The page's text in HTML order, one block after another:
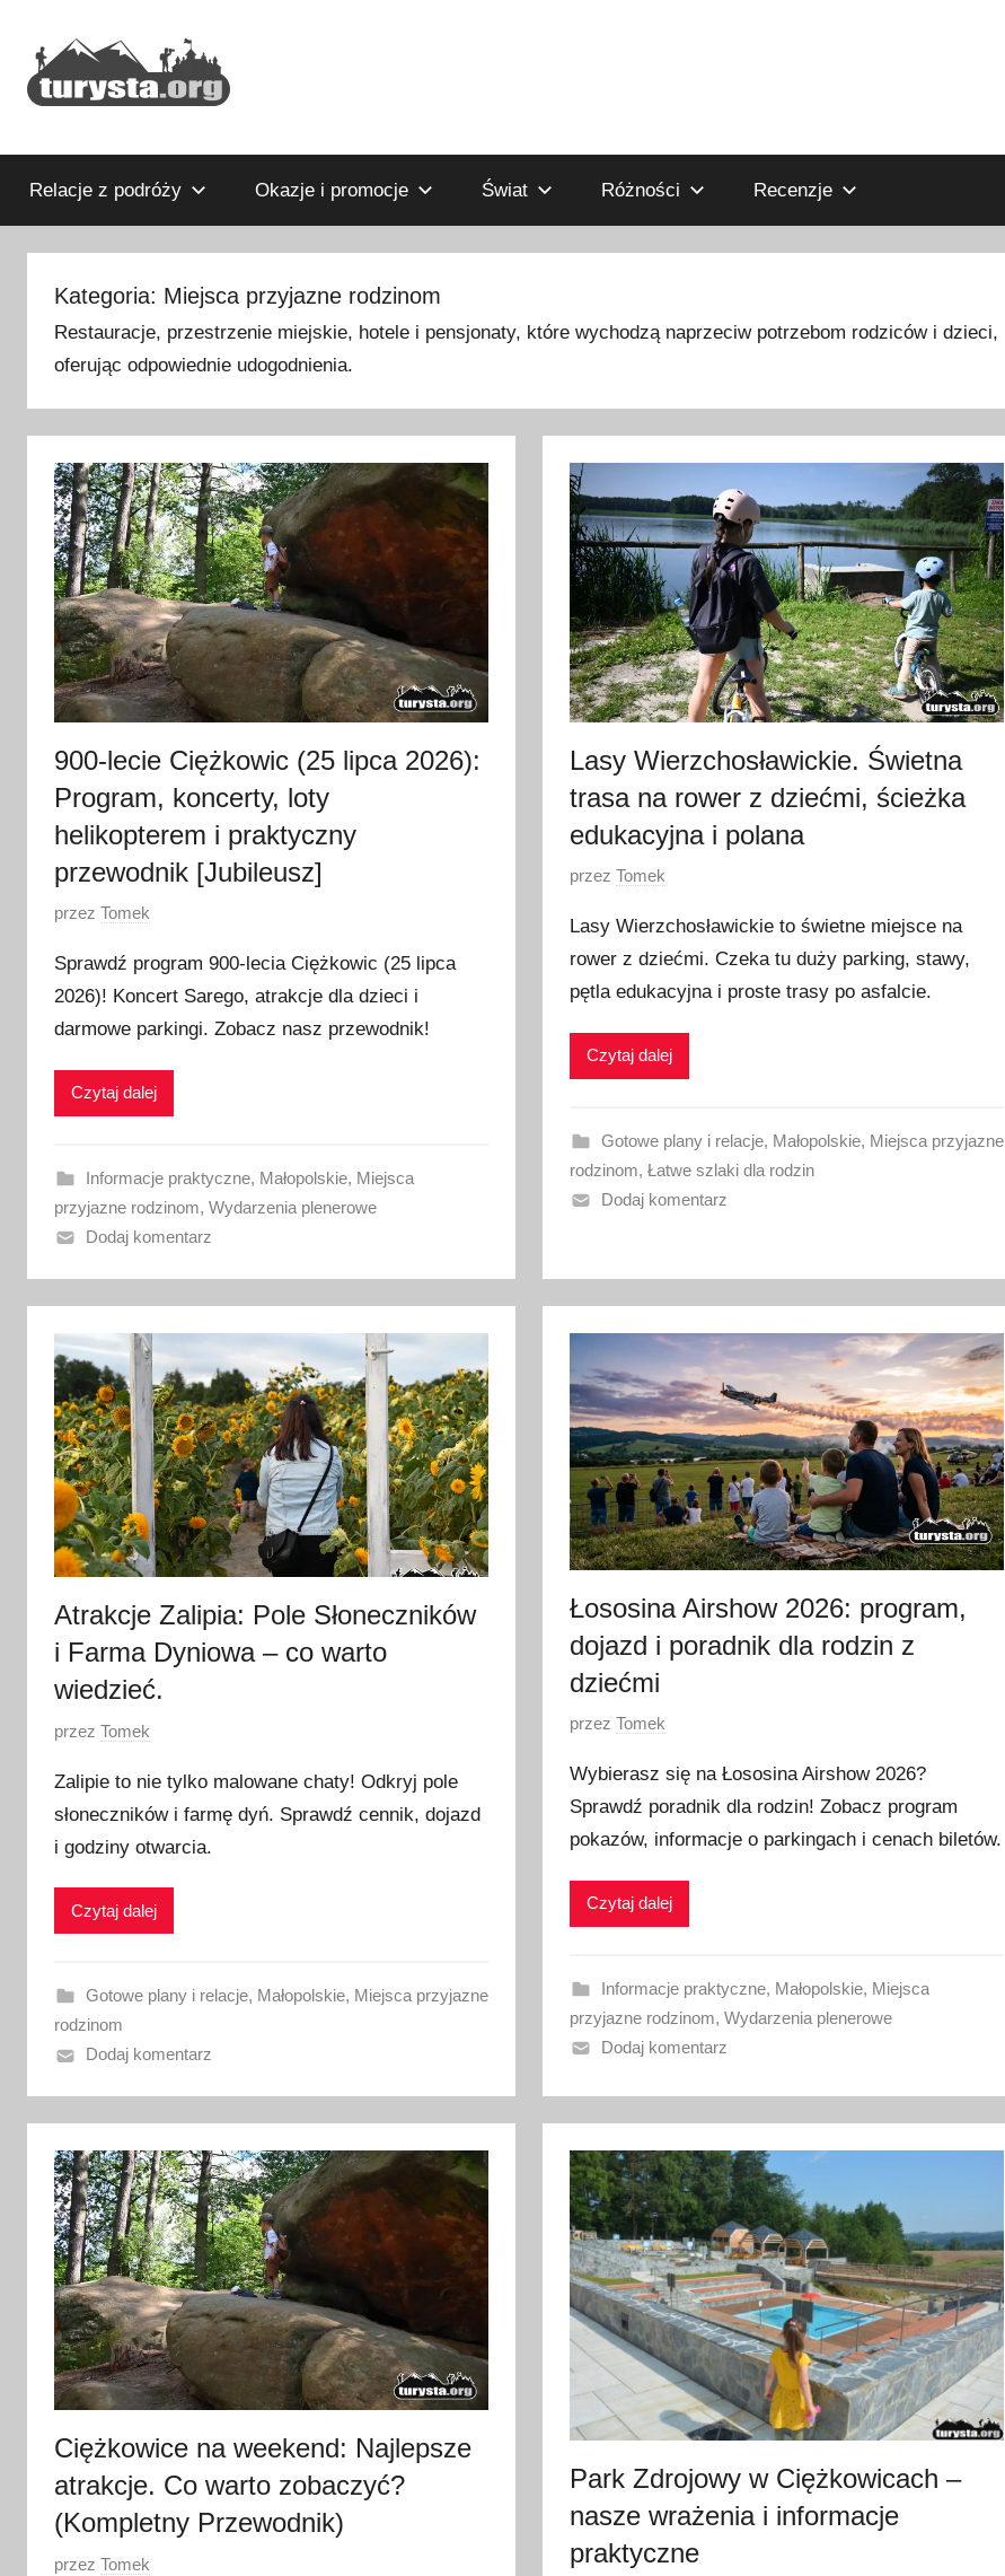
treści
Turysta.org
blog
podróżniczy
Relacje z podróży Okazje i promocje Świat Różności Recenzje
Kategoria: Miejsca przyjazne rodzinom
Restauracje, przestrzenie miejskie, hotele i pensjonaty, które wychodzą naprzeciw potrzebom rodziców i dzieci,
oferując odpowiednie udogodnienia.
900-lecie Ciężkowic (25 lipca 2026):
Program, koncerty, loty
helikopterem i praktyczny
przewodnik [Jubileusz]
O
u
b
l
o
a
n
o
i
p
c
a
2
0
2
6
przez Tomek
Sprawdź program 900-lecia Ciężkowic (25 lipca
2026)! Koncert Sarego, atrakcje dla dzieci i
darmowe parkingi. Zobacz nasz przewodnik!
Czytaj dalej
Informacje praktyczne, Małopolskie, Miejsca
przyjazne rodzinom, Wydarzenia plenerowe
Dodaj komentarz
Lasy Wierzchosławickie. Świetna
trasa na rower z dziećmi, ścieżka
edukacyjna i polana
O
u
b
l
o
a
n
o
p
c
a
2
0
2
6
przezTomek
Lasy Wierzchosławickie to świetne miejsce na
rower z dziećmi. Czeka tu duży parking, stawy,
pętla edukacyjna i proste trasy po asfalcie.
Czytaj dalej
Gotowe plany i relacje, Małopolskie, Miejsca przyjazne
rodzinom,Łatwe szlaki dla rodzin
Dodaj komentarz
Atrakcje Zalipia: Pole Słoneczników
i Farma Dyniowa – co warto
wiedzieć.
O
u
b
l
o
a
n
o
i
p
c
a
2
0
2
6
przez Tomek
Zalipie to nie tylko malowane chaty! Odkryj pole
słoneczników i farmę dyń. Sprawdź cennik, dojazd
i godziny otwarcia.
Czytaj dalej
Gotowe plany i relacje, Małopolskie, Miejsca przyjazne
rodzinom
Dodaj komentarz
Łososina Airshow 2026: program,
dojazd i poradnik dla rodzin z
dziećmi
O
u
b
l
o
a
n
o
i
p
c
a
2
0
2
6
przezTomek
Wybierasz się na Łososina Airshow 2026?
Sprawdź poradnik dla rodzin! Zobacz program
pokazów, informacje o parkingach i cenach biletów.
Czytaj dalej
Informacje praktyczne, Małopolskie, Miejsca
przyjazne rodzinom,Wydarzenia plenerowe
Dodaj komentarz
Ciężkowice na weekend: Najlepsze
atrakcje. Co warto zobaczyć?
(Kompletny Przewodnik)
O
przez Tomek
Park Zdrojowy w Ciężkowicach –
nasze wrażenia i informacje
praktyczne